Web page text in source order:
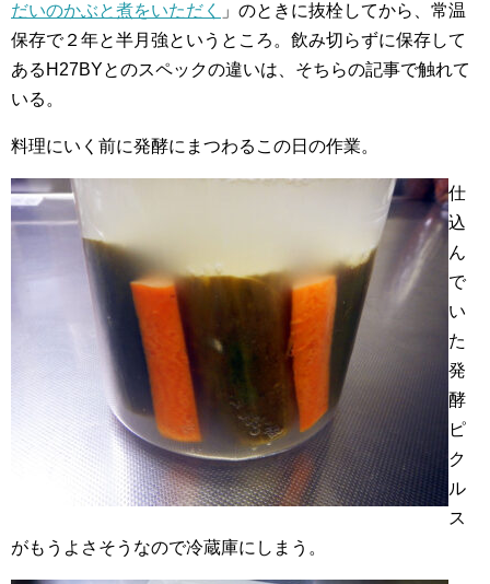
だいのかぶと煮をいただく
」のときに抜栓してから、常温
保存で２年と半月強というところ。飲み切らずに保存して
あるH27BYとのスペックの違いは、そちらの記事で触れて
いる。
料理にいく前に発酵にまつわるこの日の作業。
仕
込
ん
で
い
た
発
酵
ピ
ク
ル
ス
がもうよさそうなので冷蔵庫にしまう。